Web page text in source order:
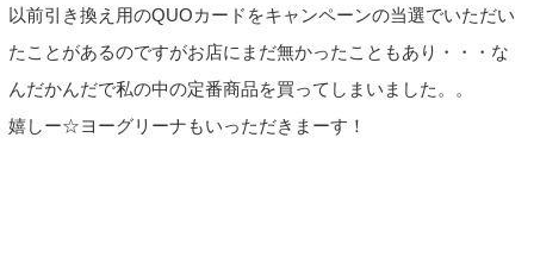
以前引き換え用のQUOカードをキャンペーンの当選でいただい
たことがあるのですがお店にまだ無かったこともあり・・・な
んだかんだで私の中の定番商品を買ってしまいました。。
嬉しー☆ヨーグリーナもいっただきまーす！